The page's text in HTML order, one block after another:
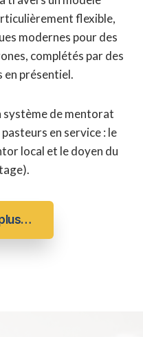
flexible,
modernes pour des
complétés par des
en présentiel.
système de mentorat
en service : le
local et le doyen du